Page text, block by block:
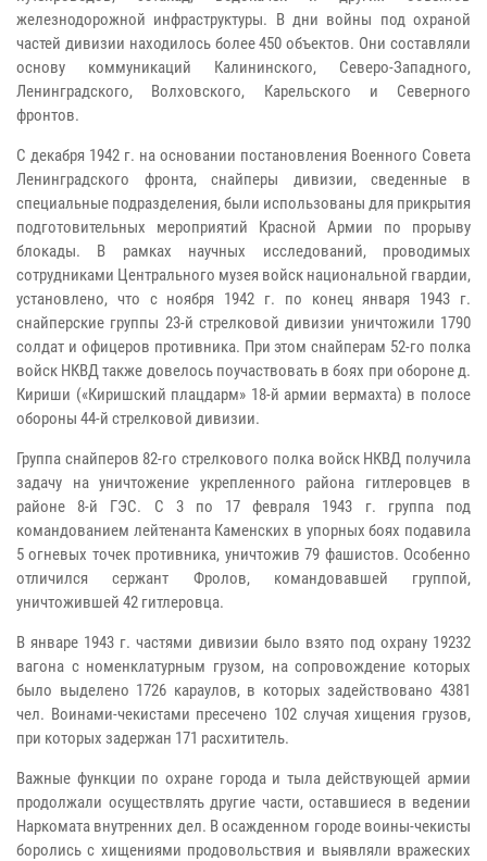
железнодорожной инфраструктуры. В дни войны под охраной
частей дивизии находилось более 450 объектов. Они составляли
основу коммуникаций Калининского, Северо-Западного,
Ленинградского, Волховского, Карельского и Северного
фронтов.
С декабря 1942 г. на основании постановления Военного Совета
Ленинградского фронта, снайперы дивизии, сведенные в
специальные подразделения, были использованы для прикрытия
подготовительных мероприятий Красной Армии по прорыву
блокады. В рамках научных исследований, проводимых
сотрудниками Центрального музея войск национальной гвардии,
установлено, что с ноября 1942 г. по конец января 1943 г.
снайперские группы 23-й стрелковой дивизии уничтожили 1790
солдат и офицеров противника. При этом снайперам 52-го полка
войск НКВД также довелось поучаствовать в боях при обороне д.
Кириши («Киришский плацдарм» 18-й армии вермахта) в полосе
обороны 44-й стрелковой дивизии.
Группа снайперов 82-го стрелкового полка войск НКВД получила
задачу на уничтожение укрепленного района гитлеровцев в
районе 8-й ГЭС. С 3 по 17 февраля 1943 г. группа под
командованием лейтенанта Каменских в упорных боях подавила
5 огневых точек противника, уничтожив 79 фашистов. Особенно
отличился сержант Фролов, командовавшей группой,
уничтожившей 42 гитлеровца.
В январе 1943 г. частями дивизии было взято под охрану 19232
вагона с номенклатурным грузом, на сопровождение которых
было выделено 1726 караулов, в которых задействовано 4381
чел. Воинами-чекистами пресечено 102 случая хищения грузов,
при которых задержан 171 расхититель.
Важные функции по охране города и тыла действующей армии
продолжали осуществлять другие части, оставшиеся в ведении
Наркомата внутренних дел. В осажденном городе воины-чекисты
боролись с хищениями продовольствия и выявляли вражеских